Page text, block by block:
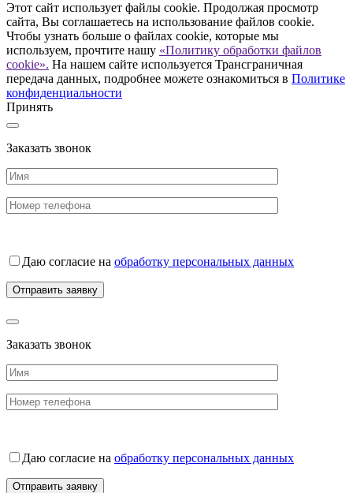
Этот сайт использует файлы cookie. Продолжая просмотр
сайта, Вы соглашаетесь на использование файлов cookie.
Чтобы узнать больше о файлах cookie, которые мы
используем, прочтите нашу «Политику обработки файлов
cookie». На нашем сайте используется Трансграничная
передача данных, подробнее можете ознакомиться в Политике
конфиденциальности
Принять
Заказать звонок
Даю согласие на обработку персональных данных
Заказать звонок
Даю согласие на обработку персональных данных